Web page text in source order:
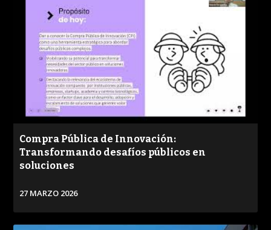
Compra Pública de Innovación:
Transformando desafíos públicos en
soluciones
27 MARZO 2026
VER